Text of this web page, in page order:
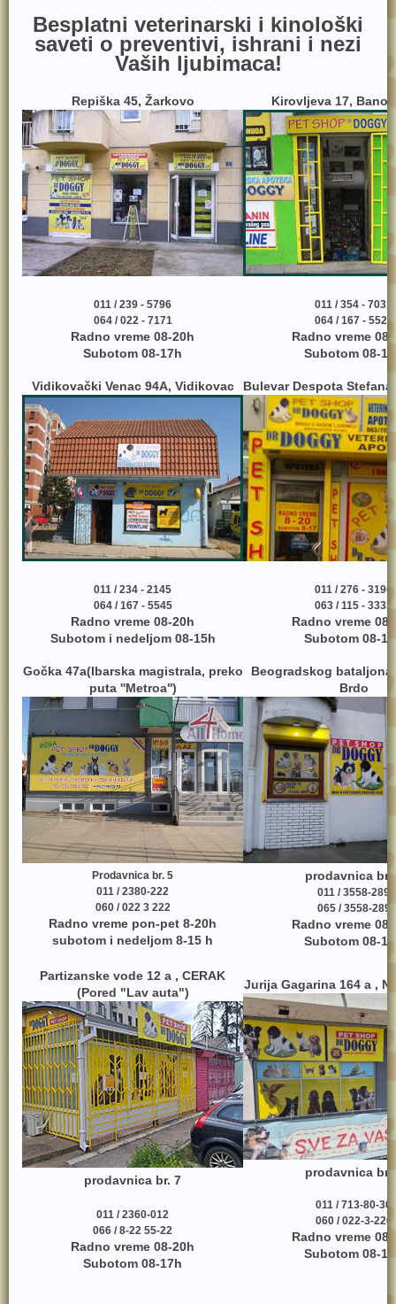
Besplatni veterinarski i kinološki
saveti o preventivi, ishrani i nezi
Vaših ljubimaca!
Repiška 45, Žarkovo
011 / 239 - 5796
064 / 022 - 7171
Radno vreme 08-20h
Subotom 08-17h
Kirovljeva 17,
011 / 354 - 7031
064 / 167 - 5525
Radno vreme
Subotom 08-
Vidikovački Venac 94A, Vidikovac
011 / 234 - 2145
064 / 167 - 5545
Radno vreme 08-20h
Subotom i nedeljom 08-15h
Bulevar Despota Stefana
011 / 276 - 3190
063 / 115 - 3333
Radno vreme
Subotom 08-
Gočka 47a(Ibarska magistrala, preko
puta ''Metroa'')
Prodavnica br. 5
011 / 2380-222
060 / 022 3 222
Radno vreme pon-pet 8-20h
subotom i nedeljom 8-15 h
Beogradskog bataljona
Brdo
prodavnica br.
011 / 3558-289
065 / 3558-289
Radno vreme
Subotom 08-
Partizanske vode 12 a , CERAK
(Pored "Lav auta")
prodavnica br. 7
011 / 2360-012
066 / 8-22 55-22
Radno vreme 08-20h
Subotom 08-17h
Jurija Gagarina 164 a ,
prodavnica br.
011 / 713-80-30
060 / 022-3-220
Radno vreme
Subotom 08-